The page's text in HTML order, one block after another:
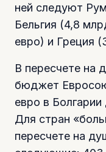
ней следуют
Бельгия (4,8
евро) и Греция
В пересчете на
бюджет
евро в
Для стран
пересчете на